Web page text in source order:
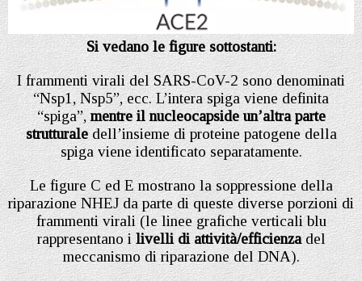
Si vedano le figure sottostanti:
I frammenti virali del SARS-CoV-2 sono denominati
“Nsp1, Nsp5”, ecc. L’intera spiga viene definita
“spiga”,mentre il nucleocapside un’altra parte
strutturaledell’insieme di proteine patogene della
spiga viene identificato separatamente.
Le figure C ed E mostrano la soppressione della
riparazione NHEJ da parte di queste diverse porzioni di
frammenti virali (le linee grafiche verticali blu
rappresentano ilivelli di attività/efficienzadel
meccanismo di riparazione del DNA).